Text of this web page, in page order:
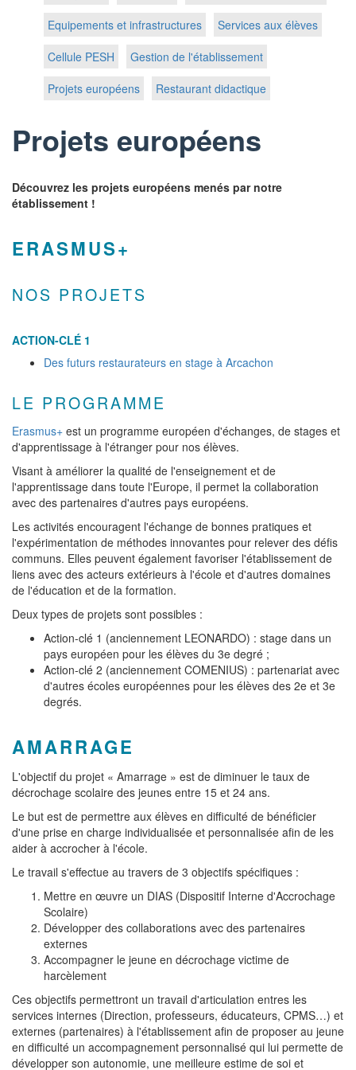
Equipements et infrastructures
Services aux élèves
Cellule PESH
Gestion de l'établissement
Projets européens
Restaurant didactique
Projets européens
Découvrez les projets européens menés par notre
établissement !
ERASMUS+
NOS PROJETS
ACTION-CLÉ 1
Des futurs restaurateurs en stage à Arcachon
LE PROGRAMME
Erasmus+ est un programme européen d'échanges, de stages et
d'apprentissage à l'étranger pour nos élèves.
Visant à améliorer la qualité de l'enseignement et de
l'apprentissage dans toute l'Europe, il permet la collaboration
avec des partenaires d'autres pays européens.
Les activités encouragent l'échange de bonnes pratiques et
l'expérimentation de méthodes innovantes pour relever des défis
communs. Elles peuvent également favoriser l'établissement de
liens avec des acteurs extérieurs à l'école et d'autres domaines
de l'éducation et de la formation.
Deux types de projets sont possibles :
Action-clé 1 (anciennement LEONARDO) : stage dans un
pays européen pour les élèves du 3e degré ;
Action-clé 2 (anciennement COMENIUS) : partenariat avec
d'autres écoles européennes pour les élèves des 2e et 3e
degrés.
AMARRAGE
L'objectif du projet « Amarrage » est de diminuer le taux de
décrochage scolaire des jeunes entre 15 et 24 ans.
Le but est de permettre aux élèves en difficulté de bénéficier
d'une prise en charge individualisée et personnalisée afin de les
aider à accrocher à l'école.
Le travail s'effectue au travers de 3 objectifs spécifiques :
Mettre en œuvre un DIAS (Dispositif Interne d'Accrochage
Scolaire)
Développer des collaborations avec des partenaires
externes
Accompagner le jeune en décrochage victime de
harcèlement
Ces objectifs permettront un travail d'articulation entres les
services internes (Direction, professeurs, éducateurs, CPMS…) et
externes (partenaires) à l'établissement afin de proposer au jeune
en difficulté un accompagnement personnalisé qui lui permette de
développer son autonomie, une meilleure estime de soi et